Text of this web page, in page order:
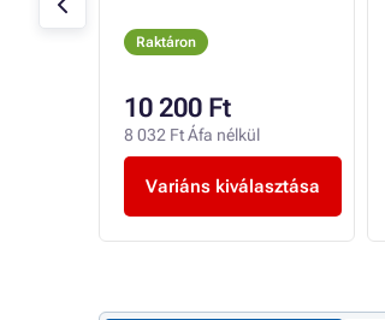
Raktáron
10 200 Ft
8 032 Ft Áfa nélkül
Variáns kiválasztása